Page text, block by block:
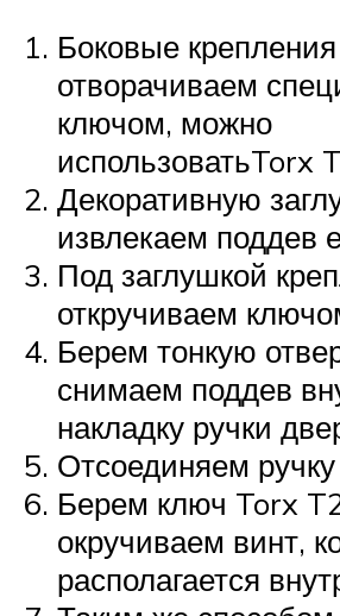
Боковые
отворачиваем
ключом, можно
использоватьTorx
Декоративную
извлекаем поддев
Под заглушкой
откручиваем
Берем тонкую
снимаем поддев
накладку ручки
Отсоединяем ручку
Берем ключ Torx
окручиваем винт,
располагается